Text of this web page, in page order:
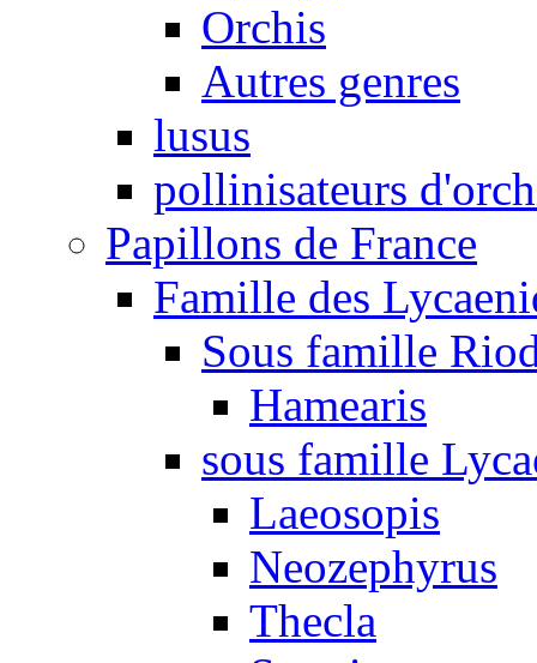
Orchis
Autres genres
lusus
pollinisateurs
Papillons de France
Famille des
Sous famille
Hamearis
sous famille
Laeosopis
Neozephyrus
Thecla